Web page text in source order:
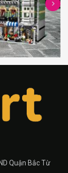
Quận Bắc Từ